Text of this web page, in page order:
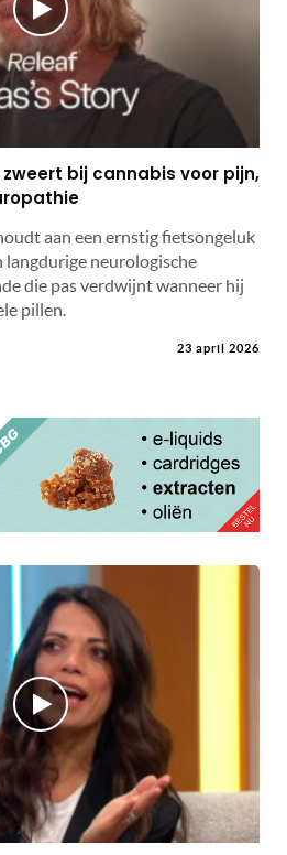
bij cannabis voor pijn,
aan een ernstig fietsongeluk
langdurige neurologische
die pas verdwijnt wanneer hij
pillen.
23 april 2026